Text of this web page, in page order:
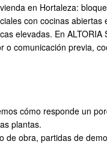
en Hortaleza:
con cocinas
elevadas. En
comunicación previa,
cómo responde un
plantas.
obra, partidas de